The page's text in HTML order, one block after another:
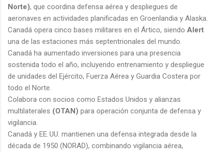
Norte), que coordina defensa aérea y despliegues de
aeronaves en actividades planificadas en Groenlandia y Alaska.
Canadá opera cinco bases militares en el Ártico, siendo Alert
una de las estaciones más septentrionales del mundo.
Canadá ha aumentado inversiones para una presencia
sostenida todo el año, incluyendo entrenamiento y despliegue
de unidades del Ejército, Fuerza Aérea y Guardia Costera por
todo el Norte.
Colabora con socios como Estados Unidos y alianzas
multilaterales (OTAN) para operación conjunta de defensa y
vigilancia.
Canadá y EE. UU. mantienen una defensa integrada desde la
década de 1950 (NORAD), combinando vigilancia aérea,